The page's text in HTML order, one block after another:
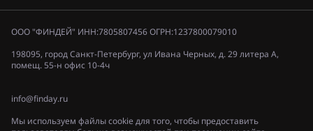
ООО "ФИНДЕЙ" ИНН:7805807456 ОГРН:1237800079010
198095, город Санкт-Петербург, ул Ивана Черных, д. 29 литера А,
помещ. 55-н офис 10-4ч
info@finday.ru
Мы используем файлы cookie для того, чтобы предоставить